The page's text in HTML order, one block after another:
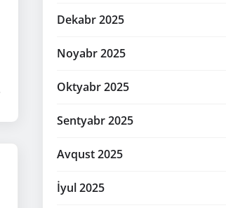
Dekabr 2025
Noyabr 2025
Oktyabr 2025
Sentyabr 2025
Avqust 2025
İyul 2025